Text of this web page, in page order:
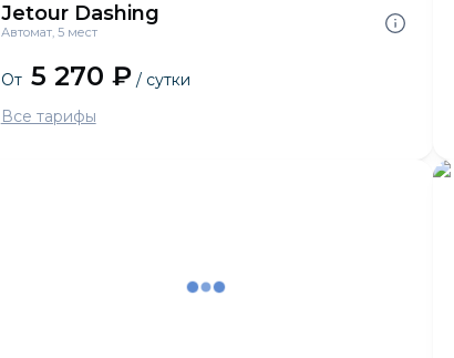
Jetour Dashing
Автомат, 5 мест
От 5 270 ₽/ сутки
Все тарифы